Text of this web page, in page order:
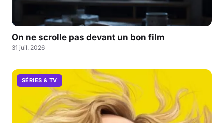
On ne scrolle pas devant un bon film
31 juil. 2026
SÉRIES & TV